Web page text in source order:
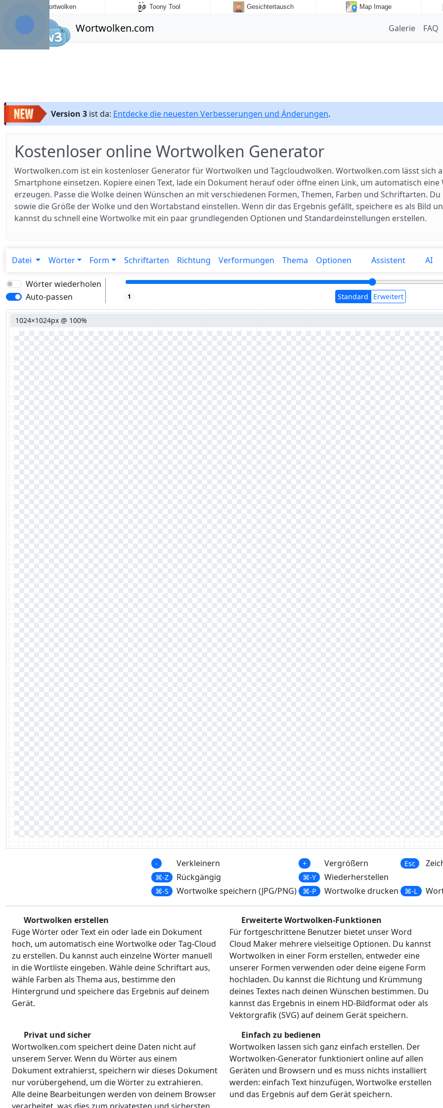
Wortwolken Toony Tool Gesichtertausch Map Image
Wortwolken.com Galerie FAQ
Version 3ist da: Entdecke die neuesten Verbesserungen und Änderungen.
Kostenloser online Wortwolken Generator
Wortwolken.com ist ein kostenloser Generator für Wortwolken und Tagcloudwolken. Wortwolken.com lässt sich
Smartphone einsetzen. Kopiere einen Text, lade ein Dokument herauf oder öffne einen Link, um automatisch
erzeugen. Passe die Wolke deinen Wünschen an mit verschiedenen Formen, Themen, Farben und Schriftarten.
sowie die Größe der Wolke und den Wortabstand einstellen. Wenn dir das Ergebnis gefällt, speichere es als Bild
kannst du schnell eine Wortwolke mit ein paar grundlegenden Optionen und Standardeinstellungen erstellen.
Datei Wörter Form Schriftarten Richtung Verformungen Thema Optionen Assistent AI
Wörter wiederholen
Auto-passen
1 Standard Erweitert
1024×1024px @ 100%
- Verkleinern + Vergrößern Esc
⌘-Z Rückgängig ⌘-Y Wiederherstellen
⌘-S Wortwolke speichern (JPG/PNG) ⌘-P Wortwolke drucken ⌘-L
Wortwolken erstellen
Füge Wörter oder Text ein oder lade ein Dokument
hoch, um automatisch eine Wortwolke oder Tag-Cloud
zu erstellen. Du kannst auch einzelne Wörter manuell
in die Wortliste eingeben. Wähle deine Schriftart aus,
wähle Farben als Thema aus, bestimme den
Hintergrund und speichere das Ergebnis auf deinem
Gerät.
Erweiterte Wortwolken-Funktionen
Für fortgeschrittene Benutzer bietet unser Word
Cloud Maker mehrere vielseitige Optionen. Du kannst
Wortwolken in einer Form erstellen, entweder eine
unserer Formen verwenden oder deine eigene Form
hochladen. Du kannst die Richtung und Krümmung
deines Textes nach deinen Wünschen bestimmen. Du
kannst das Ergebnis in einem HD-Bildformat oder als
Vektorgrafik (SVG) auf deinem Gerät speichern.
Privat und sicher
Wortwolken.com speichert deine Daten nicht auf
unserem Server. Wenn du Wörter aus einem
Dokument extrahierst, speichern wir dieses Dokument
nur vorübergehend, um die Wörter zu extrahieren.
Alle deine Bearbeitungen werden von deinem Browser
Einfach zu bedienen
Wortwolken lassen sich ganz einfach erstellen. Der
Wortwolken-Generator funktioniert online auf allen
Geräten und Browsern und es muss nichts installiert
werden: einfach Text hinzufügen, Wortwolke erstellen
und das Ergebnis auf dem Gerät speichern.